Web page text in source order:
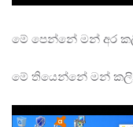
මේ පෙන්නේ මන් අර
මේ තියෙන්නේ මන්